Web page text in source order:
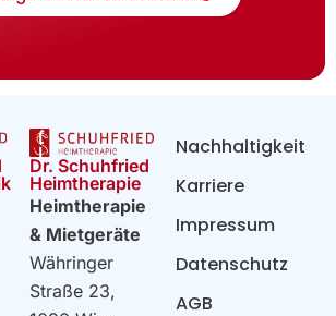
Dr. Schuhfried
Heimtherapie
Heimtherapie
& Mietgeräte
Währinger
Straße 23,
Nachhaltigkeit
Karriere
Impressum
Datenschutz
AGB